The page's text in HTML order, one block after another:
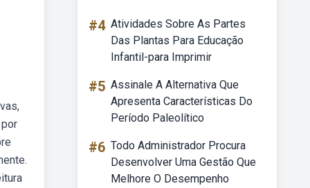
#4 Atividades Sobre As Partes
Das Plantas Para Educação
Infantil-para Imprimir
#5 Assinale A Alternativa Que
Apresenta Características Do
Período Paleolítico
#6 Todo Administrador Procura
Desenvolver Uma Gestão Que
Melhore O Desempenho